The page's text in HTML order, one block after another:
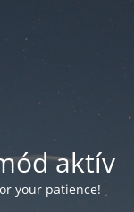
aktív
your patience!